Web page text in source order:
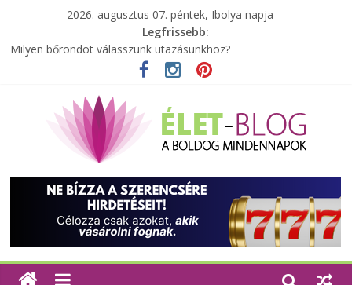
2026. augusztus 07. péntek, Ibolya napja
Legfrissebb:
Milyen bőröndöt válasszunk utazásunkhoz?
Elérhető zöld energia mindenki számára
Különleges tömörfa ládák Indiából
A zöld forradalom: A mosó- és parfümtermékek környezetbarát
szempontjainak erősítése